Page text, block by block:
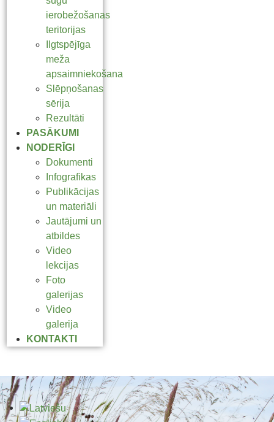
ierobežošanas
teritorijas
Ilgtspējīga
meža
apsaimniekošana
Slēpņošanas
sērija
Rezultāti
PASĀKUMI
NODERĪGI
Dokumenti
Infografikas
Publikācijas
un materiāli
Jautājumi un
atbildes
Video
lekcijas
Foto
galerijas
Video
galerija
KONTAKTI